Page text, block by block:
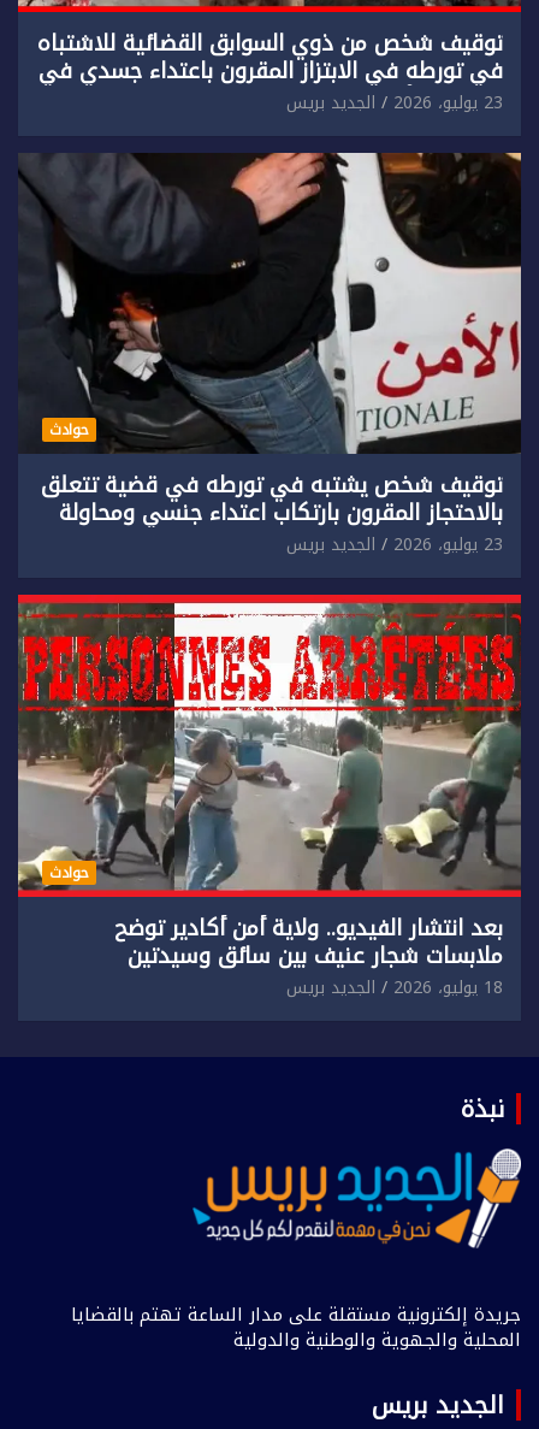
توقيف شخص من ذوي السوابق القضائية للاشتباه
في تورطه في الابتزاز المقرون باعتداء جسدي في
حق سائح أجنبي.
23 يوليو، 2026 الجديد بريس
حوادث
توقيف شخص يشتبه في تورطه في قضية تتعلق
بالاحتجاز المقرون بارتكاب اعتداء جنسي ومحاولة
إضرام النار عمدا.
23 يوليو، 2026 الجديد بريس
حوادث
بعد انتشار الفيديو.. ولاية أمن أكادير توضح
ملابسات شجار عنيف بين سائق وسيدتين
18 يوليو، 2026 الجديد بريس
نبذة
جريدة إلكترونية مستقلة على مدار الساعة تهتم بالقضايا
المحلية والجهوية والوطنية والدولية
الجديد بريس